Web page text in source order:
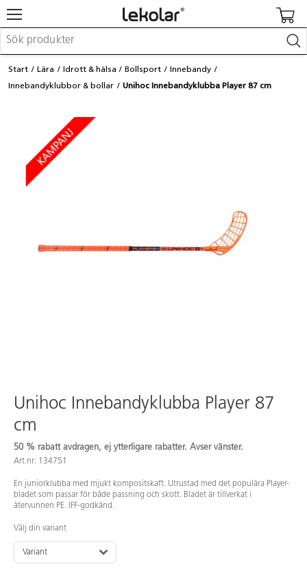
Möbler & inredning
Lekplatsutrustning & utemiljö
Barnvagnar & småbarnsartiklar
Skolförbrukning & kontorsmaterial
Logga in / Registrera dig
Kontakta Lekolar
Start Lära Idrott & hälsa Bollsport
Innebandy
Innebandyklubbor & bollar
Unihoc Innebandyklubba Player 87 cm
Unihoc Innebandyklubba Player 87
cm
50 % rabatt avdragen, ej ytterligare rabatter. Avser vänster.
Art.nr: 134751
En juniorklubba med mjukt kompositskaft. Utrustad med det populära Player-
bladet som passar för både passning och skott. Bladet är tillverkat i
återvunnen PE. IFF-godkänd.
Välj din variant
Variant